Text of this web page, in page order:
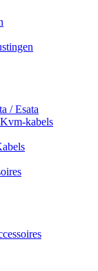
/ Esata
kabels